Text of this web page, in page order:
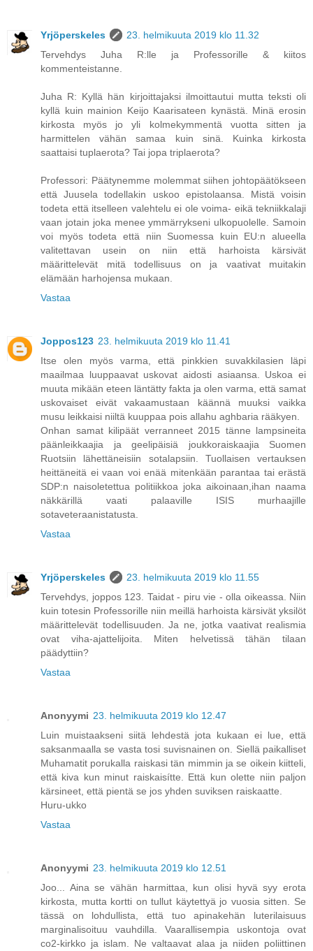
Yrjöperskeles
23. helmikuuta 2019 klo 11.32
Tervehdys Juha R:lle ja Professorille & kiitos
kommenteistanne.
Juha R: Kyllä hän kirjoittajaksi ilmoittautui mutta teksti oli
kyllä kuin mainion Keijo Kaarisateen kynästä. Minä erosin
kirkosta myös jo yli kolmekymmentä vuotta sitten ja
harmittelen vähän samaa kuin sinä. Kuinka kirkosta
saattaisi tuplaerota? Tai jopa triplaerota?
Professori: Päätynemme molemmat siihen johtopäätökseen
että Juusela todellakin uskoo epistolaansa. Mistä voisin
todeta että itselleen valehtelu ei ole voima- eikä tekniikkalaji
vaan jotain joka menee ymmärrykseni ulkopuolelle. Samoin
voi myös todeta että niin Suomessa kuin EU:n alueella
valitettavan usein on niin että harhoista kärsivät
määrittelevät mitä todellisuus on ja vaativat muitakin
elämään harhojensa mukaan.
Vastaa
Joppos123 23. helmikuuta 2019 klo 11.41
Itse olen myös varma, että pinkkien suvakkilasien läpi
maailmaa luuppaavat uskovat aidosti asiaansa. Uskoa ei
muuta mikään eteen läntätty fakta ja olen varma, että samat
uskovaiset eivät vakaamustaan käännä muuksi vaikka
musu leikkaisi niiltä kuuppaa pois allahu aghbaria rääkyen.
Onhan samat kilipäät verranneet 2015 tänne lampsineita
päänleikkaajia ja geelipäisiä joukkoraiskaajia Suomen
Ruotsiin lähettäneisiin sotalapsiin. Tuollaisen vertauksen
heittäneitä ei vaan voi enää mitenkään parantaa tai erästä
SDP:n naisoletettua politiikkoa joka aikoinaan,ihan naama
näkkärillä vaati palaaville ISIS murhaajille
sotaveteraanistatusta.
Vastaa
Yrjöperskeles
23. helmikuuta 2019 klo 11.55
Tervehdys, joppos 123. Taidat - piru vie - olla oikeassa. Niin
kuin totesin Professorille niin meillä harhoista kärsivät yksilöt
määrittelevät todellisuuden. Ja ne, jotka vaativat realismia
ovat viha-ajattelijoita. Miten helvetissä tähän tilaan
päädyttiin?
Vastaa
Anonyymi 23. helmikuuta 2019 klo 12.47
Luin muistaakseni siitä lehdestä jota kukaan ei lue, että
saksanmaalla se vasta tosi suvisnainen on. Siellä paikalliset
Muhamatit porukalla raiskasi tän mimmin ja se oikein kiitteli,
että kiva kun minut raiskaisítte. Että kun olette niin paljon
kärsineet, että pientä se jos yhden suviksen raiskaatte.
Huru-ukko
Vastaa
Anonyymi 23. helmikuuta 2019 klo 12.51
Joo... Aina se vähän harmittaa, kun olisi hyvä syy erota
kirkosta, mutta kortti on tullut käytettyä jo vuosia sitten. Se
tässä on lohdullista, että tuo apinakehän luterilaisuus
marginalisoituu vauhdilla. Vaarallisempia uskontoja ovat
co2-kirkko ja islam. Ne valtaavat alaa ja niiden poliittinen